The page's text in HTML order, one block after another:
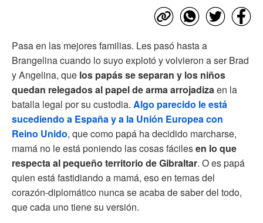
Pasa en las mejores familias. Les pasó hasta a
Brangelina cuando lo suyo explotó y volvieron a ser Brad
y Angelina, que los papás se separan y los niños
quedan relegados al papel de arma arrojadizaen la
batalla legal por su custodia. Algo parecido le está
sucediendo a España y a la Unión Europea con
Reino Unido, que como papá ha decidido marcharse,
mamá no le está poniendo las cosas fácilesen lo que
respecta al pequeño territorio de Gibraltar. O es papá
quien está fastidiando a mamá, eso en temas del
corazón-diplomático nunca se acaba de saber del todo,
que cada uno tiene su versión.